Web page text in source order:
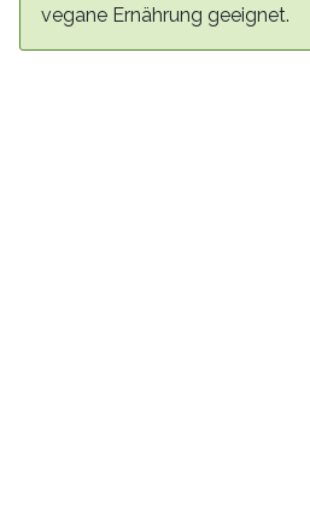
vegane Ernährung geeignet.